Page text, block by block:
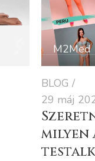
M2Med
BLOG
29 máj
milyen